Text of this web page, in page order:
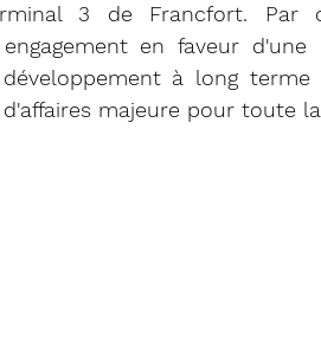
3 de Francfort. Par
en faveur d'une
à long
majeure pour toute